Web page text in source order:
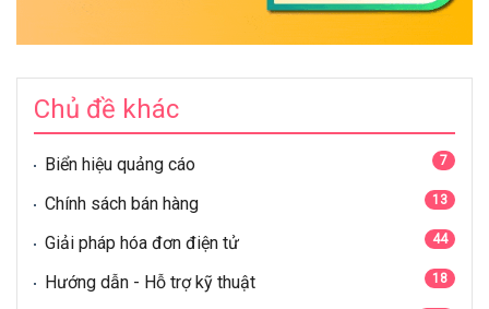
Chủ đề khác
Biển hiệu quảng cáo 7
Chính sách bán hàng 13
Giải pháp hóa đơn điện tử 44
Hướng dẫn - Hỗ trợ kỹ thuật 18